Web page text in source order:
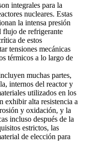
integrales para la
nucleares. Estas
la intensa presión
flujo de refrigerante
de estos
tensiones mecánicas
térmicos a lo largo de
muchas partes,
internos del reactor y
utilizados en los
exhibir alta resistencia a
y oxidación, y la
incluso después de la
estrictos, las
de elección para